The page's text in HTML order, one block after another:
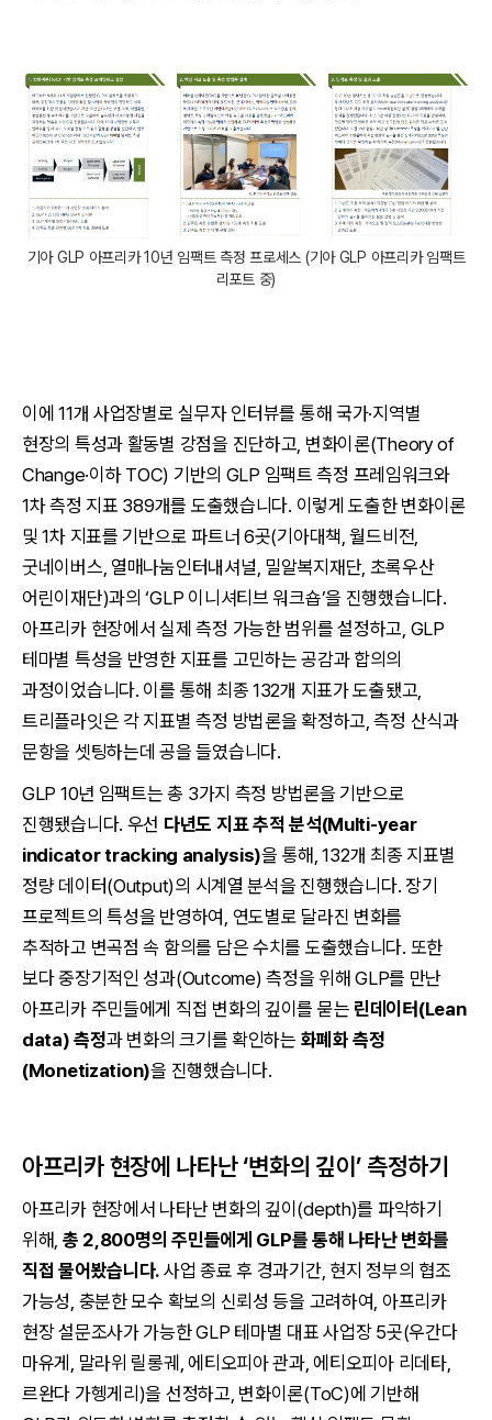
기아 GLP 아프리카 10년 임팩트 측정 프로세스 (기아 GLP 아프리카 임팩트
리포트 중)
이에 11개 사업장별로 실무자 인터뷰를 통해 국가·지역별
현장의 특성과 활동별 강점을 진단하고, 변화이론(Theory of
Change·이하 TOC) 기반의 GLP 임팩트 측정 프레임워크와
1차 측정 지표 389개를 도출했습니다. 이렇게 도출한 변화이론
및 1차 지표를 기반으로 파트너 6곳(기아대책, 월드비전,
굿네이버스, 열매나눔인터내셔널, 밀알복지재단, 초록우산
어린이재단)과의 ‘GLP 이니셔티브 워크숍’을 진행했습니다.
아프리카 현장에서 실제 측정 가능한 범위를 설정하고, GLP
테마별 특성을 반영한 지표를 고민하는 공감과 합의의
과정이었습니다. 이를 통해 최종 132개 지표가 도출됐고,
트리플라잇은 각 지표별 측정 방법론을 확정하고, 측정 산식과
문항을 셋팅하는데 공을 들였습니다.
GLP 10년 임팩트는 총 3가지 측정 방법론을 기반으로
진행됐습니다. 우선 다년도 지표 추적 분석(Multi-year
indicator tracking analysis)을 통해, 132개 최종 지표별
정량 데이터(Output)의 시계열 분석을 진행했습니다. 장기
프로젝트의 특성을 반영하여, 연도별로 달라진 변화를
추적하고 변곡점 속 함의를 담은 수치를 도출했습니다. 또한
보다 중장기적인 성과(Outcome) 측정을 위해 GLP를 만난
아프리카 주민들에게 직접 변화의 깊이를 묻는 린데이터(Lean
data) 측정과 변화의 크기를 확인하는 화폐화 측정
(Monetization)을 진행했습니다.
아프리카 현장에 나타난 ‘변화의 깊이’ 측정하기
아프리카 현장에서 나타난 변화의 깊이(depth)를 파악하기
위해, 총 2,800명의 주민들에게 GLP를 통해 나타난 변화를
직접 물어봤습니다. 사업 종료 후 경과기간, 현지 정부의 협조
가능성, 충분한 모수 확보의 신뢰성 등을 고려하여, 아프리카
현장 설문조사가 가능한 GLP 테마별 대표 사업장 5곳(우간다
마유게, 말라위 릴롱궤, 에티오피아 관과, 에티오피아 리데타,
르완다 가헹게리)을 선정하고, 변화이론(ToC)에 기반해